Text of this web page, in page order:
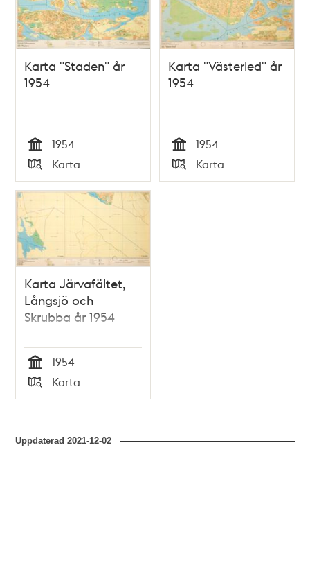
Karta "Staden" år
1954
Tid
1954
Typ
Karta
Karta "Västerled" år
1954
Tid
1954
Typ
Karta
Karta Järvafältet,
Långsjö och
Skrubba år 1954
Tid
1954
Typ
Karta
Uppdaterad2021-12-02